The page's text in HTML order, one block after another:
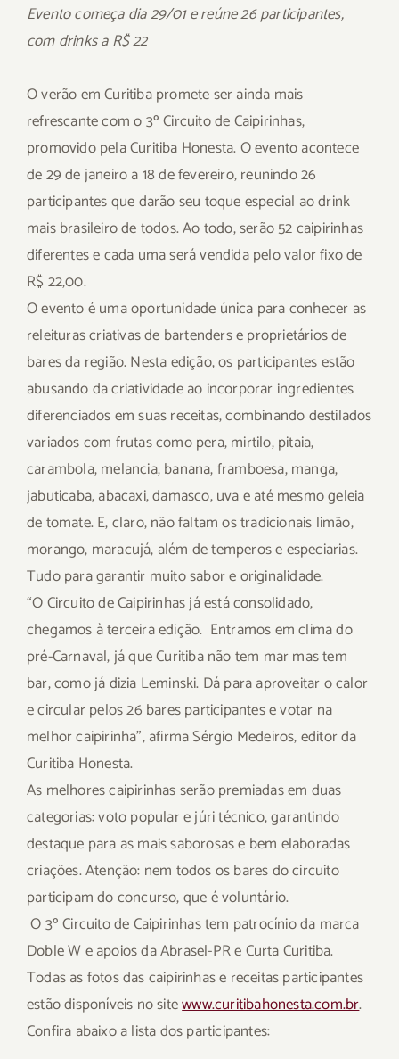
Evento começa dia 29/01 e reúne 26 participantes,
com drinks a R$ 22
O verão em Curitiba promete ser ainda mais
refrescante com o 3º Circuito de Caipirinhas,
promovido pela Curitiba Honesta. O evento acontece
de 29 de janeiro a 18 de fevereiro, reunindo 26
participantes que darão seu toque especial ao drink
mais brasileiro de todos. Ao todo, serão 52 caipirinhas
diferentes e cada uma será vendida pelo valor fixo de
R$ 22,00.
O evento é uma oportunidade única para conhecer as
releituras criativas de bartenders e proprietários de
bares da região. Nesta edição, os participantes estão
abusando da criatividade ao incorporar ingredientes
diferenciados em suas receitas, combinando destilados
variados com frutas como pera, mirtilo, pitaia,
carambola, melancia, banana, framboesa, manga,
jabuticaba, abacaxi, damasco, uva e até mesmo geleia
de tomate. E, claro, não faltam os tradicionais limão,
morango, maracujá, além de temperos e especiarias.
Tudo para garantir muito sabor e originalidade.
“O Circuito de Caipirinhas já está consolidado,
chegamos à terceira edição. Entramos em clima do
pré-Carnaval, já que Curitiba não tem mar mas tem
bar, como já dizia Leminski. Dá para aproveitar o calor
e circular pelos 26 bares participantes e votar na
melhor caipirinha”, afirma Sérgio Medeiros, editor da
Curitiba Honesta.
As melhores caipirinhas serão premiadas em duas
categorias: voto popular e júri técnico, garantindo
destaque para as mais saborosas e bem elaboradas
criações. Atenção: nem todos os bares do circuito
participam do concurso, que é voluntário.
O 3º Circuito de Caipirinhas tem patrocínio da marca
Doble W e apoios da Abrasel-PR e Curta Curitiba.
Todas as fotos das caipirinhas e receitas participantes
estão disponíveis no sitewww.curitibahonesta.com.br.
Confira abaixo a lista dos participantes: